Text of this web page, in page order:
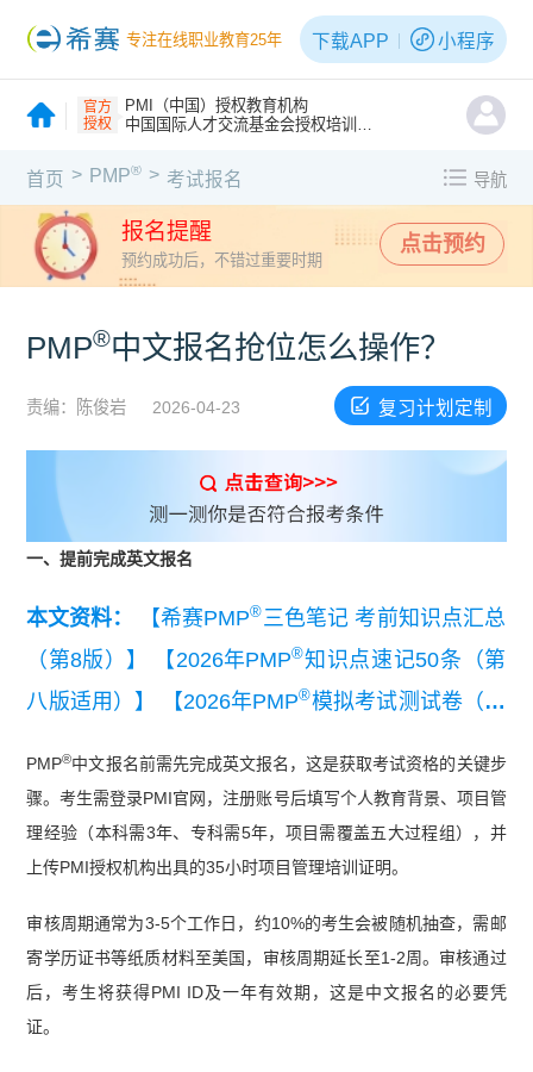
专注在线职业教育25年 下载APP 小程序
官方
授权
PMI（中国）授权教育机构
中国国际人才交流基金会授权培训机构
首页 > PMP® > 考试报名 导航
报名提醒
预约成功后，不错过重要时期
点击预约
PMP®中文报名抢位怎么操作？
责编：陈俊岩 2026-04-23 复习计划定制
一、提前完成英文报名
本文资料： 【希赛PMP® 三色笔记 考前知识点汇总
（第8版）】
【2026年PMP®知识点速记50条（第
八版适用）】
【2026年PMP®模拟考试测试卷（第
指南第八版解读】
PMP®中文报名前需先完成英文报名，这是获取考试资格的关键步
骤。考生需登录PMI官网，注册账号后填写个人教育背景、项目管
理经验（本科需3年、专科需5年，项目需覆盖五大过程组），并
上传PMI授权机构出具的35小时项目管理培训证明。
审核周期通常为3-5个工作日，约10%的考生会被随机抽查，需邮
寄学历证书等纸质材料至美国，审核周期延长至1-2周。审核通过
后，考生将获得PMI ID及一年有效期，这是中文报名的必要凭
证。